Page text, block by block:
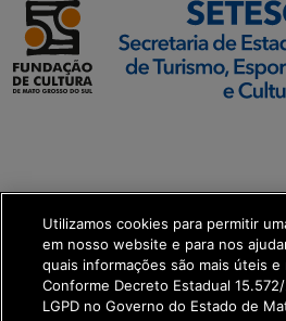
get_footer();
Utilizamos cookies para permitir
em nosso website e para nos
quais informações são mais úteis
Conforme Decreto Estadual
LGPD no Governo do Estado de